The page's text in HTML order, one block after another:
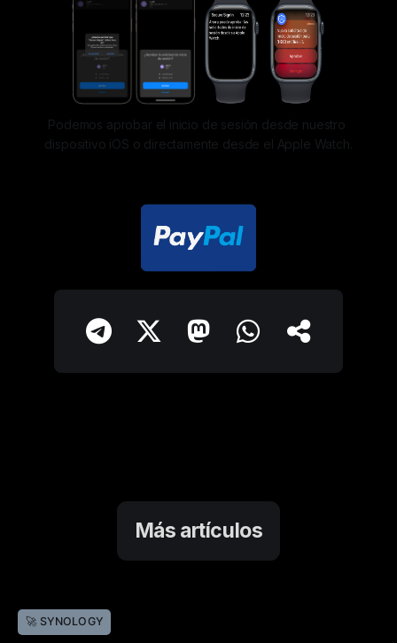
Podemos aprobar el inicio de sesión desde nuestro
dispositivo iOS o directamente desde el Apple Watch.
Más artículos
🚀 SYNOLOGY